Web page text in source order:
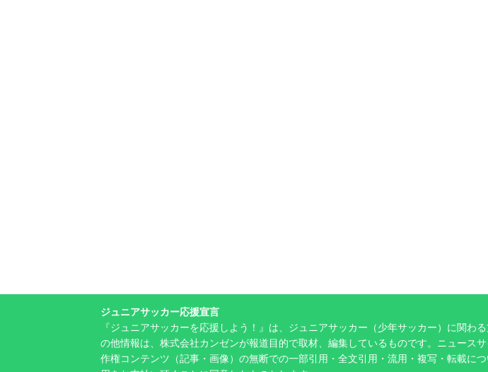
ジュニアサッカー応援宣言
『ジュニアサッカーを応援しよう！』は、ジュニアサッカー（少年サッカー）に関
の他情報は、株式会社カンゼンが報道目的で取材、編集しているものです。ニュース
作権コンテンツ（記事・画像）の無断での一部引用・全文引用・流用・複写・転載に